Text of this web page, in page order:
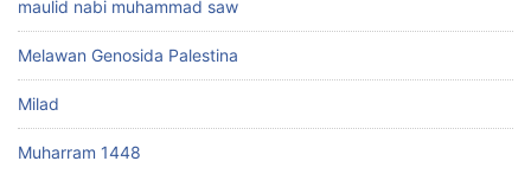
maulid nabi muhammad saw
Melawan Genosida Palestina
Milad
Muharram 1448